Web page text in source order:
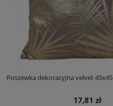
Poszewka dekoracyjna velvet
17,81 zł